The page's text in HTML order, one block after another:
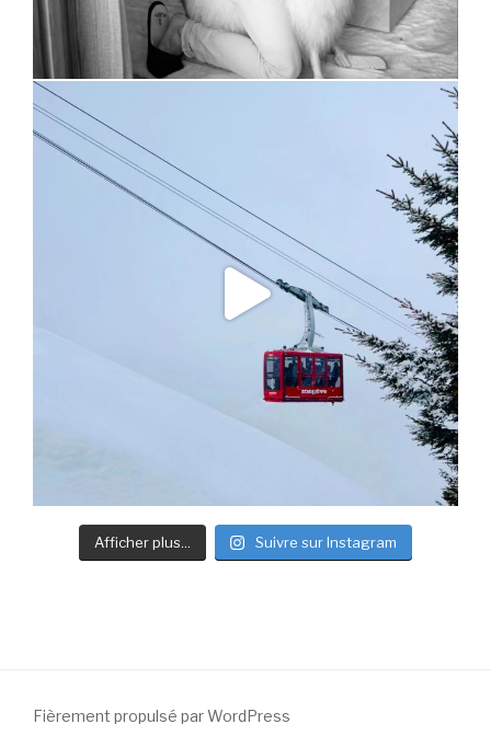
Afficher plus... Suivre sur Instagram
Fièrement propulsé par WordPress